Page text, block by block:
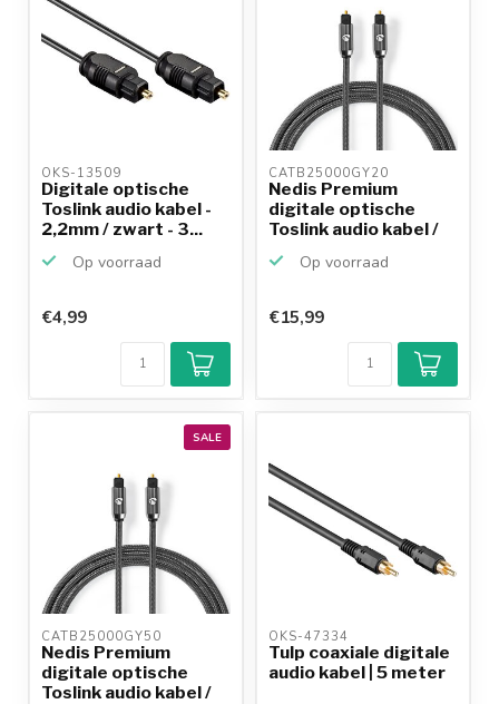
OKS-13509
Digitale optische
Toslink audio kabel -
2,2mm / zwart - 3...
Op voorraad
€4,99
CATB25000GY20
Nedis Premium
digitale optische
Toslink audio kabel /
Op voorraad
€15,99
SALE
CATB25000GY50
Nedis Premium
digitale optische
Toslink audio kabel /
OKS-47334
Tulp coaxiale digitale
audio kabel | 5 meter